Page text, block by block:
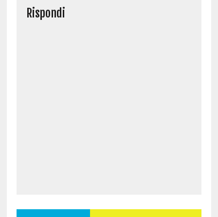
Rispondi